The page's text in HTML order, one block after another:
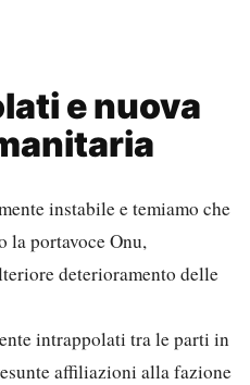
e nuova
instabile e temiamo che
la portavoce Onu,
deterioramento delle
intrappolati tra le parti in
affiliazioni alla fazione